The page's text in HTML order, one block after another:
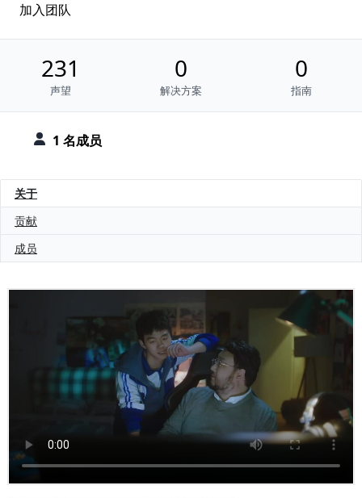
1 名成员
加入团队
231
声望
0
解决方案
0
指南
关于
贡献
成员